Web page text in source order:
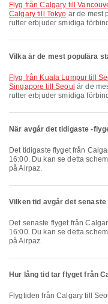
flyg från Calgary till
Calgary till Tokyo är de mest
rutter erbjuder smidiga
Vilka är de mest populära
flyg från Kuala Lumpur till
Singapore till Seoul är de
rutter erbjuder smidiga
När avgår det tidigaste -
Det tidigaste flyget från Calgary till Seoul med Korean Air avgår klockan
16:00. Du kan se detta
på Airpaz.
Vilken tid avgår det
Det senaste flyget från Calgary till Seoul med Korean Air avgår klockan
16:00. Du kan se detta
på Airpaz.
Hur lång tid tar flyget från
Flygtiden från Calgary till